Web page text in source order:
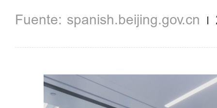
spanish.beijing.gov.cn